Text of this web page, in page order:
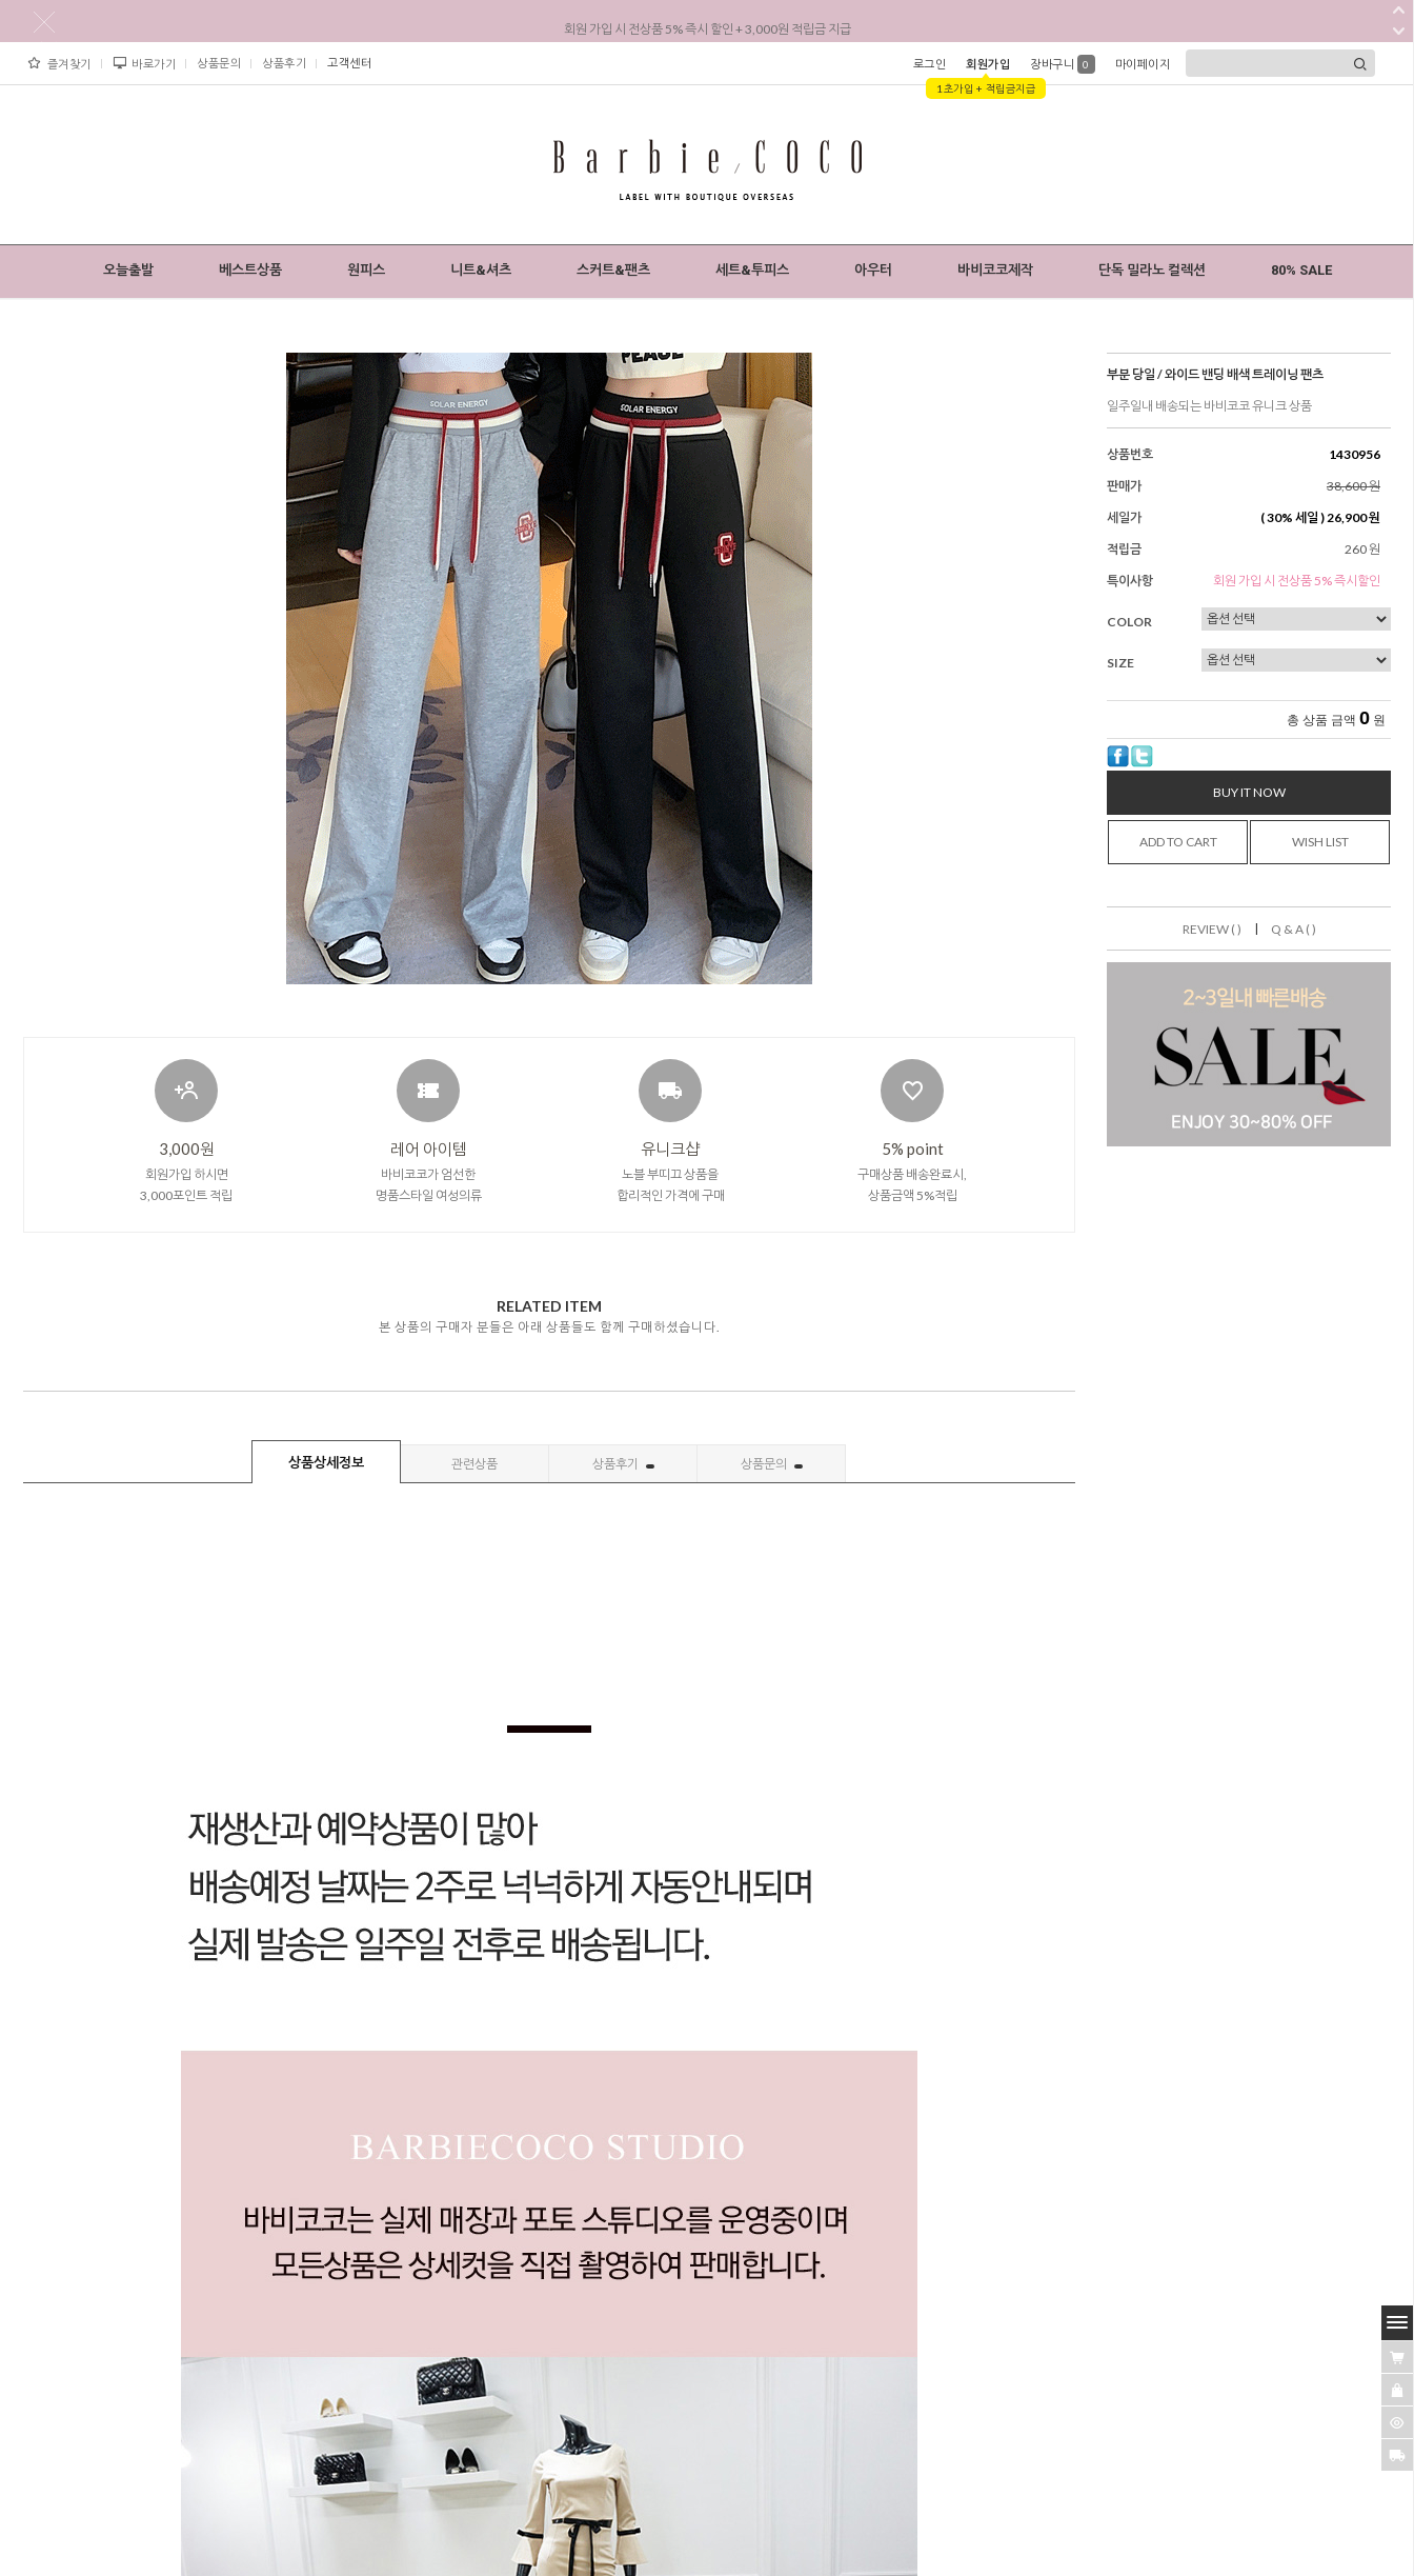
회원 가입 시 전상품 5% 즉시 할인 + 3,000원 적립금 지급
즐겨찾기 바로가기 상품문의 상품후기 고객센터 로그인 회원가입
1초가입 + 적립금지급
장바구니 0 마이페이지
오늘출발 베스트상품 원피스 니트&셔츠 스커트&팬츠 세트&투피스 아우터 바비코코제작 단독 밀라노 컬렉션 80% SALE
3,000원
회원가입 하시면
3,000포인트 적립
레어 아이템
바비코코가 엄선한
명품스타일 여성의류
유니크샵
노블 부띠끄 상품을
합리적인 가격에 구매
5% point
구매상품 배송완료시,
상품금액 5%적립
RELATED ITEM
본 상품의 구매자 분들은 아래 상품들도 함께 구매하셨습니다.
상품상세정보 관련상품 상품후기 상품문의
부분 당일 / 와이드 밴딩 배색 트레이닝 팬츠
일주일내 배송되는 바비코코 유니크 상품
상품번호
1430956
판매가
38,600 원
세일가
(30% 세일 )26,900 원
적립금
260 원
특이사항
회원 가입 시 전상품 5% 즉시할인
COLOR
SIZE
총 상품 금액 0 원
BUY IT NOW
ADD TO CART WISH LIST
REVIEW ( ) | Q & A ( )